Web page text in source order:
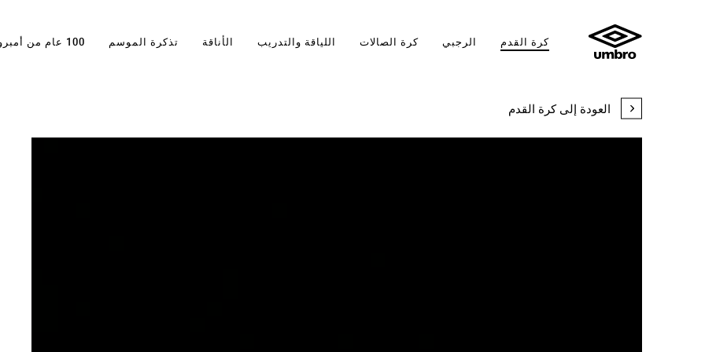
كرة القدم الرجبي كرة الصالات اللياقة والتدريب الأناقة تذكرة الموسم 100 عام من أمبرو
فيلوسيتا
العودة إلى كرة القدم